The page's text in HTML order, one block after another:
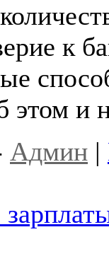
к
и
Админ |